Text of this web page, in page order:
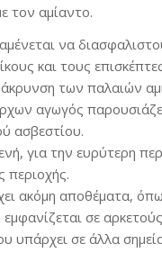
τον αμίαντο.
να
και τους
των παλαιών
αγωγός
ασβεστίου.
για την ευρύτερη
περιοχής.
ακόμη αποθέματα,
σε
υπάρχει σε άλλα